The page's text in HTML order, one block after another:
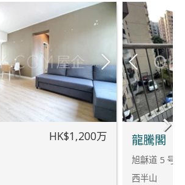
HK$1,200万 龍騰閣
旭龢道 5 号
西半山